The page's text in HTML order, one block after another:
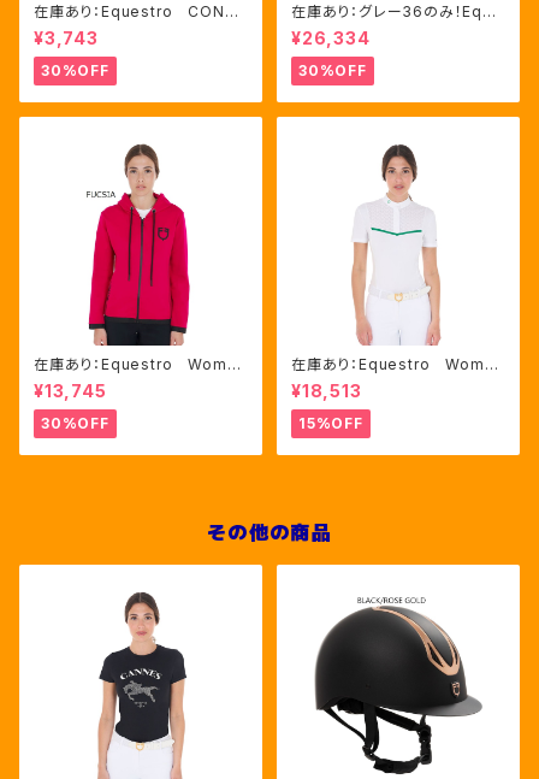
在庫あり：Equestro CONTR
ASTING LOGO ソックス 2
色（ETU00019）
¥3,743
30%OFF
在庫あり：グレー36のみ！Eque
stro Women's Aria キュロ
ット FULLグリップ（ET0675
0）
¥26,334
30%OFF
在庫あり：Equestro Wome
n's インターロックフロントジ
ップ フーディ ピンク・ブルー
2色（ETW00046）
¥13,745
30%OFF
在庫あり：Equestro Wome
n's レース風競技用シャツ
Mサイズのみ（ETW00221）
¥18,513
15%OFF
その他の商品